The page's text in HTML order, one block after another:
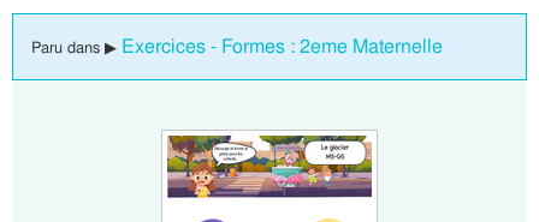
Paru dans ▶ Exercices - Formes : 2eme Maternelle